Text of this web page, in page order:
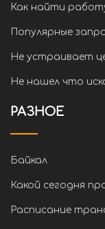
Как найти
Популярные
Не устраивает
Не нашел что
РАЗНОЕ
Байкал
Какой сегодня
Расписание